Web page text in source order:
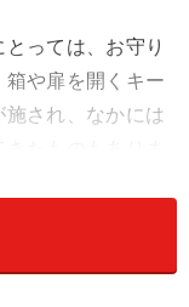
っては、お守り
や扉を開くキー
され、なかには
デザインをぜひ
モチーフの遊び